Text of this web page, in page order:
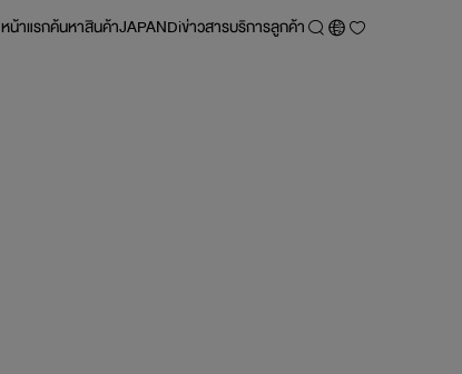
หน้าแรกค้นหาสินค้าJAPANDiข่าวสารบริการลูกค้า